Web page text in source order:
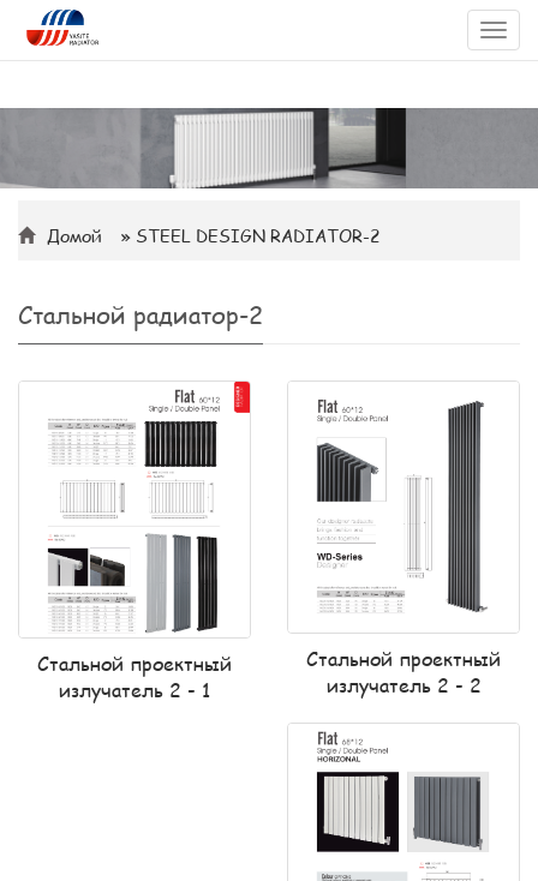
Домой » STEEL DESIGN RADIATOR-2
Стальной радиатор-2
Стальной проектный
излучатель 2 - 1
Стальной проектный
излучатель 2 - 2